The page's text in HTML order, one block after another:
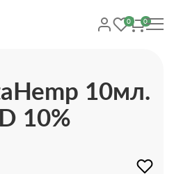
0 0
10мл.
10%